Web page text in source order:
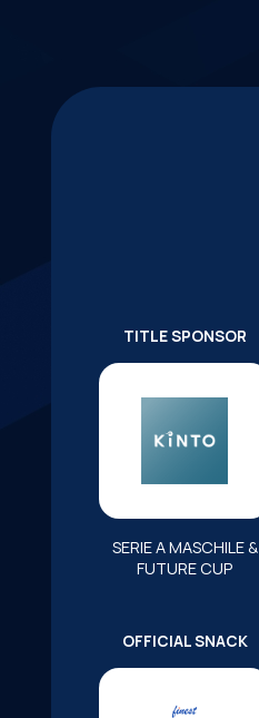
TITLE SPONSOR
SERIE A MASCHILE &
FUTURE CUP
OFFICIAL SNACK